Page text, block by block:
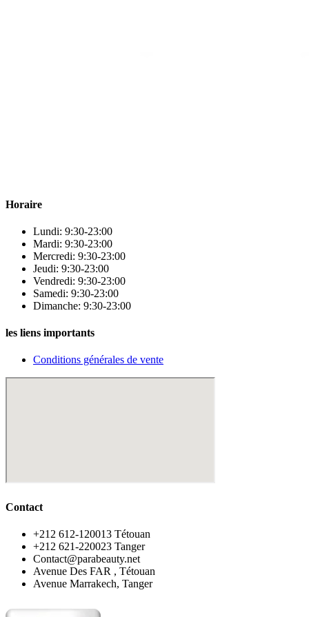
Horaire
Lundi: 9:30-23:00
Mardi: 9:30-23:00
Mercredi: 9:30-23:00
Jeudi: 9:30-23:00
Vendredi: 9:30-23:00
Samedi: 9:30-23:00
Dimanche: 9:30-23:00
les liens importants
Conditions générales de vente
Contact
‪+212 612-120013 Tétouan
‪+212 621-220023 Tanger
Contact@parabeauty.net
Avenue Des FAR , Tétouan
Avenue Marrakech, Tanger